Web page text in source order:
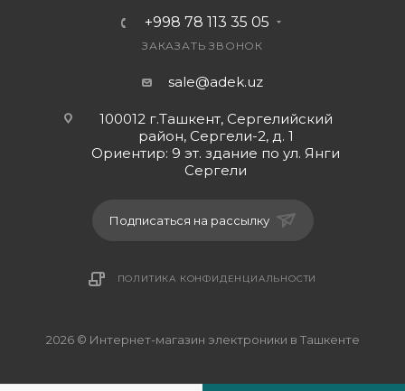
+998 78 113 35 05
ЗАКАЗАТЬ ЗВОНОК
sale@adek.uz
100012 г.Ташкент, Сергелийский
район, Сергели-2, д. 1
Ориентир: 9 эт. здание по ул. Янги
Сергели
Подписаться на рассылку
ПОЛИТИКА КОНФИДЕНЦИАЛЬНОСТИ
2026 © Интернет-магазин электроники в Ташкенте